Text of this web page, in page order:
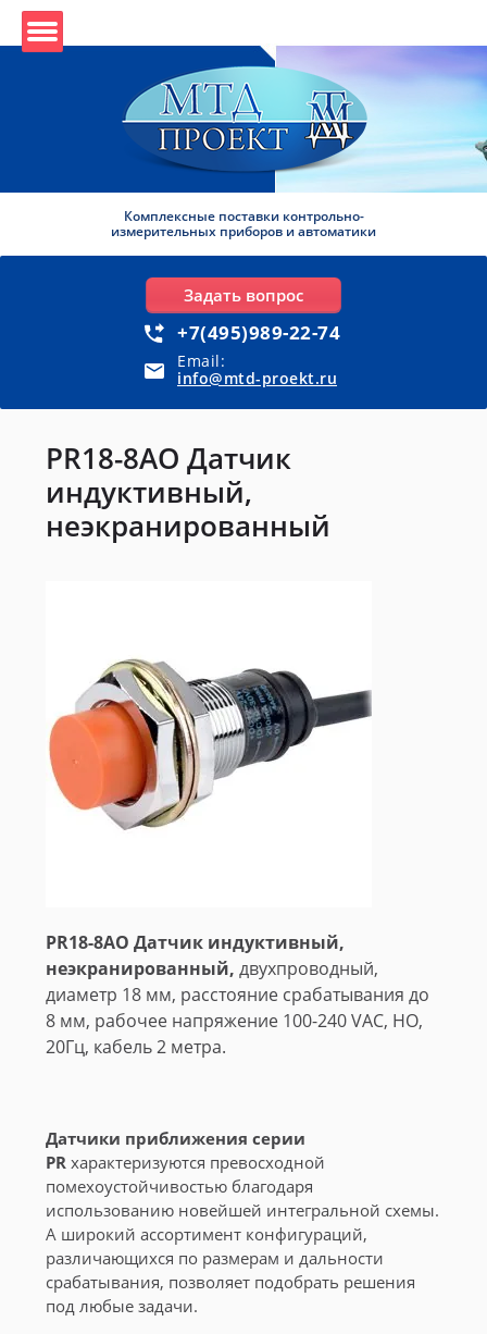
Комплексные поставки контрольно-
измерительных приборов и автоматики
Задать вопрос
+7(495)989-22-74
Email:
info@mtd-proekt.ru
PR18-8AO Датчик
индуктивный,
неэкранированный
PR18-8AO Датчик индуктивный,
неэкранированный, двухпроводный,
диаметр 18 мм, расстояние срабатывания до
8 мм, рабочее напряжение 100-240 VAC, НО,
20Гц, кабель 2 метра.
Датчики приближения серии
PR характеризуются превосходной
помехоустойчивостью благодаря
использованию новейшей интегральной схемы.
А широкий ассортимент конфигураций,
различающихся по размерам и дальности
срабатывания, позволяет подобрать решения
под любые задачи.